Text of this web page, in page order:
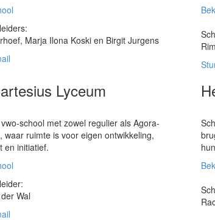
Marja Ilona Koski en Birgit Jurgens
Lyceum
school met zowel regulier als Agora-
waar ruimte is voor eigen ontwikkeling,
en initiatief.
Wal